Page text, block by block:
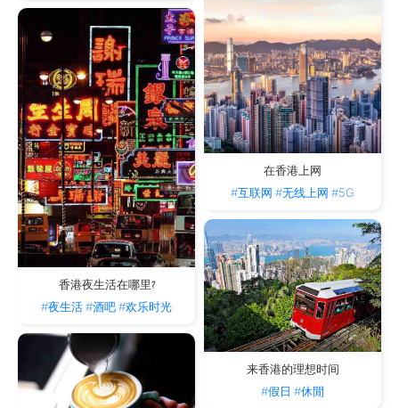
在香港上网
#互联网 #无线上网 #5G
香港夜生活在哪里?
#夜生活#酒吧#欢乐时光
来香港的理想时间
#假日 #休閒